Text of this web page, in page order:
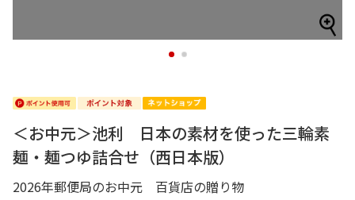
1 2
＜お中元＞池利 日本の素材を使った三輪素
麺・麺つゆ詰合せ（西日本版）
2026年郵便局のお中元 百貨店の贈り物